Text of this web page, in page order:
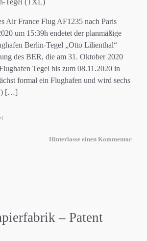
Air France Flug AF1235 nach Paris
um 15:39h endetet der planmäßige
Berlin-Tegel „Otto Lilienthal“
des BER, die am 31. Oktober 2020
Tegel bis zum 08.11.2020 in
formal ein Flughafen und wird sechs
[…]
Hinterlasse einen Kommentar
– Patent